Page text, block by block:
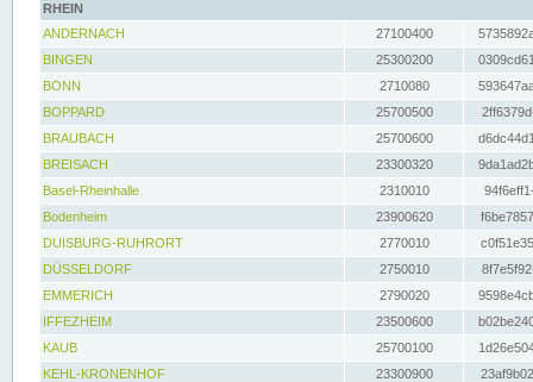
RHEIN
ANDERNACH
27100400
BINGEN
25300200
BONN
2710080
BOPPARD
25700500
BRAUBACH
25700600
BREISACH
23300320
Basel-Rheinhalle
2310010
Bodenheim
23900620
DUISBURG-RUHRORT
2770010
DÜSSELDORF
2750010
EMMERICH
2790020
IFFEZHEIM
23500600
KAUB
25700100
KEHL-KRONENHOF
23300900